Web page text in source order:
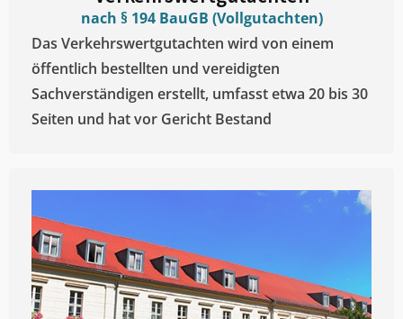
nach § 194 BauGB (Vollgutachten)
Das Verkehrswertgutachten wird von einem
öffentlich bestellten und vereidigten
Sachverständigen erstellt, umfasst etwa 20 bis 30
Seiten und hat vor Gericht Bestand